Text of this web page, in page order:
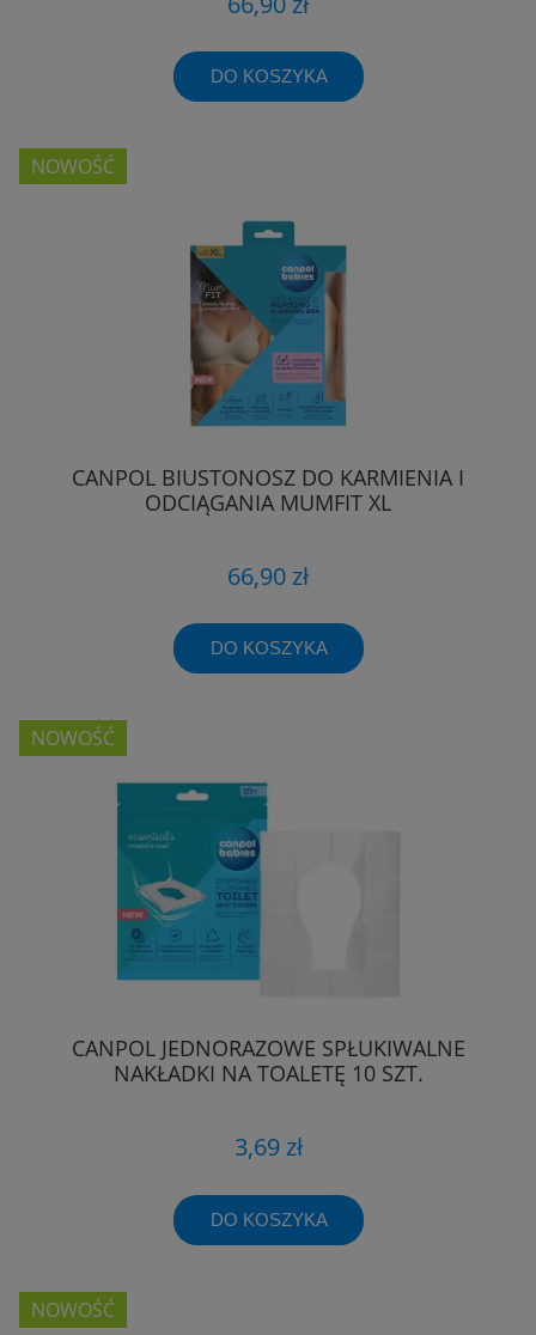
DO KOSZYKA
CANPOL BIUSTONOSZ DO KARMIENIA I
ODCIĄGANIA MUMFIT XL
66,90 zł
DO KOSZYKA
NOWOŚĆ
CANPOL JEDNORAZOWE SPŁUKIWALNE
NAKŁADKI NA TOALETĘ 10 SZT.
3,69 zł
DO KOSZYKA
NOWOŚĆ
NOWOŚĆ